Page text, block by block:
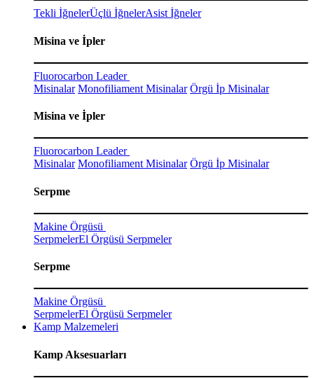
Tekli İğnelerÜçlü İğnelerAsist İğneler
Misina ve İpler
Fluorocarbon Leader
Misinalar Monofiliament Misinalar Örgü İp Misinalar
Misina ve İpler
Fluorocarbon Leader
Misinalar Monofiliament Misinalar Örgü İp Misinalar
Serpme
Makine Örgüsü
SerpmelerEl Örgüsü Serpmeler
Serpme
Makine Örgüsü
SerpmelerEl Örgüsü Serpmeler
Kamp Malzemeleri
Kamp Aksesuarları